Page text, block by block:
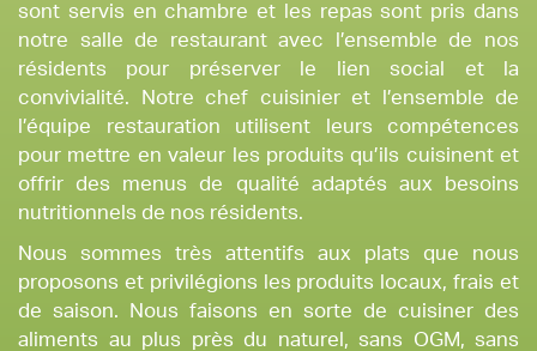
sont servis en chambre et les repas sont pris dans
notre salle de restaurant avec l’ensemble de nos
résidents pour préserver le lien social et la
convivialité. Notre chef cuisinier et l’ensemble de
l’équipe restauration utilisent leurs compétences
pour mettre en valeur les produits qu’ils cuisinent et
offrir des menus de qualité adaptés aux besoins
nutritionnels de nos résidents.
Nous sommes très attentifs aux plats que nous
proposons et privilégions les produits locaux, frais et
de saison. Nous faisons en sorte de cuisiner des
aliments au plus près du naturel, sans OGM, sans